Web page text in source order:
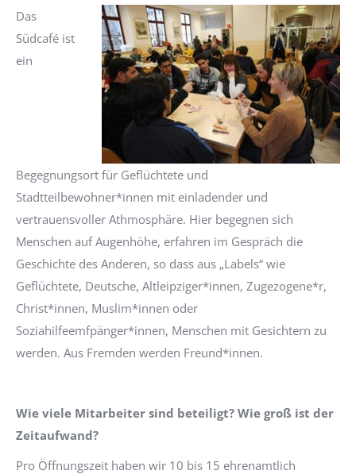
Das
Südcafé ist
ein
Begegnungsort für Geflüchtete und
Stadtteilbewohner*innen mit einladender und
vertrauensvoller Athmosphäre. Hier begegnen sich
Menschen auf Augenhöhe, erfahren im Gespräch die
Geschichte des Anderen, so dass aus „Labels“ wie
Geflüchtete, Deutsche, Altleipziger*innen, Zugezogene*r,
Christ*innen, Muslim*innen oder
Soziahilfeemfpänger*innen, Menschen mit Gesichtern zu
werden. Aus Fremden werden Freund*innen.
Wie viele Mitarbeiter sind beteiligt? Wie groß ist der
Zeitaufwand?
Pro Öffnungszeit haben wir 10 bis 15 ehrenamtlich